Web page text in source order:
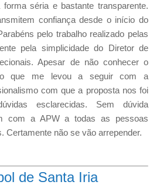
séria e bastante transparente.
confiança desde o início do
pelo trabalho realizado pelas
pela simplicidade do Diretor de
Apesar de não conhecer o
o que me levou a seguir com a
com que a proposta nos foi
esclarecidas. Sem dúvida
com a APW a todas as pessoas
Certamente não se vão arrepender.
de Santa Iria